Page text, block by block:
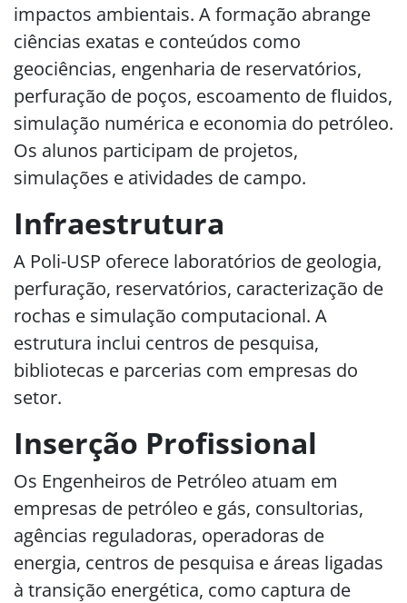
impactos ambientais. A formação abrange
ciências exatas e conteúdos como
geociências, engenharia de reservatórios,
perfuração de poços, escoamento de fluidos,
simulação numérica e economia do petróleo.
Os alunos participam de projetos,
simulações e atividades de campo.
Infraestrutura
A Poli-USP oferece laboratórios de geologia,
perfuração, reservatórios, caracterização de
rochas e simulação computacional. A
estrutura inclui centros de pesquisa,
bibliotecas e parcerias com empresas do
setor.
Inserção Profissional
Os Engenheiros de Petróleo atuam em
empresas de petróleo e gás, consultorias,
agências reguladoras, operadoras de
energia, centros de pesquisa e áreas ligadas
à transição energética, como captura de